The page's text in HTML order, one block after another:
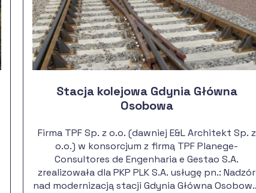
Stacja kolejowa Gdynia Główna
Osobowa
Firma TPF Sp. z o.o. (dawniej E&L Architekt Sp. z
o.o.) w konsorcjum z firmą TPF Planege-
Consultores de Engenharia e Gestao S.A.
zrealizowała dla PKP PLK S.A. usługę pn.: Nadzór
nad modernizacją stacji Gdynia Główna